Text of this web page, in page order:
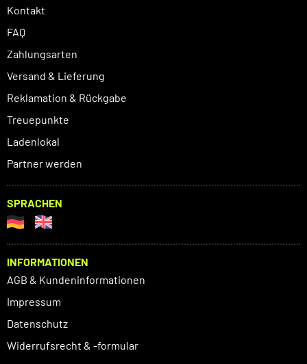
Kontakt
FAQ
Zahlungsarten
Versand & Lieferung
Reklamation & Rückgabe
Treuepunkte
Ladenlokal
Partner werden
SPRACHEN
INFORMATIONEN
AGB & Kundeninformationen
Impressum
Datenschutz
Widerrufsrecht & -formular